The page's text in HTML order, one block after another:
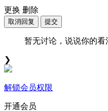
更换 删除
取消回复 提交
暂无讨论，说说你的看
❯
解锁会员权限
开通会员